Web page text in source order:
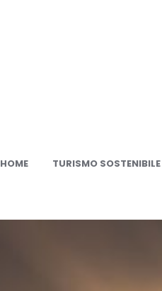
HOME TURISMO SOSTENIBILE